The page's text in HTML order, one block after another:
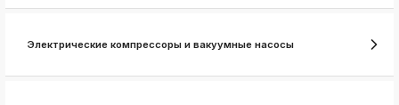
k
k
Электрические компрессоры и вакуумные насосы